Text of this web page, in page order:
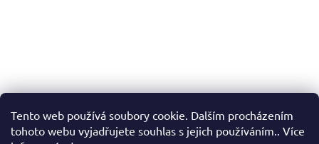
Tento web používá soubory cookie. Dalším procházením
tohoto webu vyjadřujete souhlas s jejich používáním.. Více